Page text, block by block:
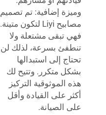
وميزة إضافية: تم تصميم
مصابيح Liyi لتكون متينة.
فهي تبقى مشتعلة ولا
تنطفئ بسرعة، لذلك لن
تحتاج إلى استبدالها
بشكل متكرر. وتتيح لك
هذه الموثوقية التركيز
أكثر على القيادة وأقل
على الصيانة.